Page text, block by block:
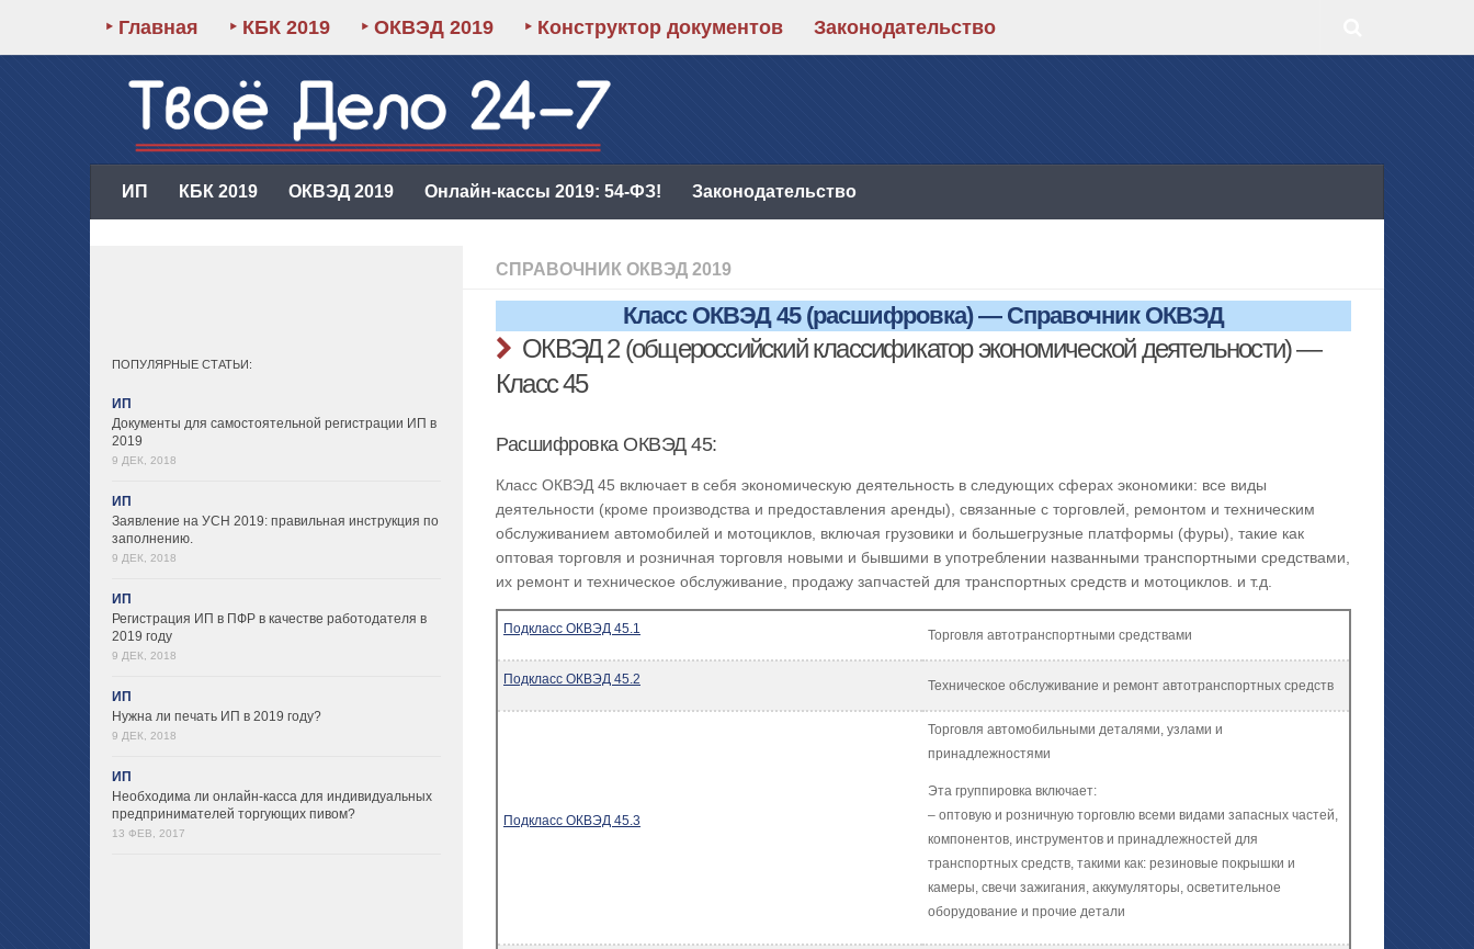
‣ Главная ‣ КБК 2019 ‣ ОКВЭД 2019 ‣ Конструктор документов Законодательство
ИП КБК 2019 ОКВЭД 2019 Онлайн-кассы 2019: 54-ФЗ! Законодательство
СПРАВОЧНИК ОКВЭД 2019
Класс ОКВЭД 45 (расшифровка) — Справочник ОКВЭД
ОКВЭД 2 (общероссийский классификатор экономической деятельности) —
Класс 45
Расшифровка ОКВЭД 45:
Класс ОКВЭД 45 включает в себя экономическую деятельность в следующих сферах экономики: все виды
деятельности (кроме производства и предоставления аренды), связанные с торговлей, ремонтом и техническим
обслуживанием автомобилей и мотоциклов, включая грузовики и большегрузные платформы (фуры), такие как
оптовая торговля и розничная торговля новыми и бывшими в употреблении названными транспортными средствами,
их ремонт и техническое обслуживание, продажу запчастей для транспортных средств и мотоциклов. и т.д.
Подкласс ОКВЭД 45.1 Торговля автотранспортными средствами
Подкласс ОКВЭД 45.2 Техническое обслуживание и ремонт автотранспортных средств
Подкласс ОКВЭД 45.3
Торговля автомобильными деталями, узлами и
принадлежностями
Эта группировка включает:
– оптовую и розничную торговлю всеми видами запасных частей,
компонентов, инструментов и принадлежностей для
транспортных средств, такими как: резиновые покрышки и
камеры, свечи зажигания, аккумуляторы, осветительное
оборудование и прочие детали
ПОПУЛЯРНЫЕ СТАТЬИ:
ИП
Документы для самостоятельной регистрации ИП в
2019
9 ДЕК, 2018
ИП
Заявление на УСН 2019: правильная инструкция по
заполнению.
9 ДЕК, 2018
ИП
Регистрация ИП в ПФР в качестве работодателя в
2019 году
9 ДЕК, 2018
ИП
Нужна ли печать ИП в 2019 году?
9 ДЕК, 2018
ИП
Необходима ли онлайн-касса для индивидуальных
предпринимателей торгующих пивом?
13 ФЕВ, 2017